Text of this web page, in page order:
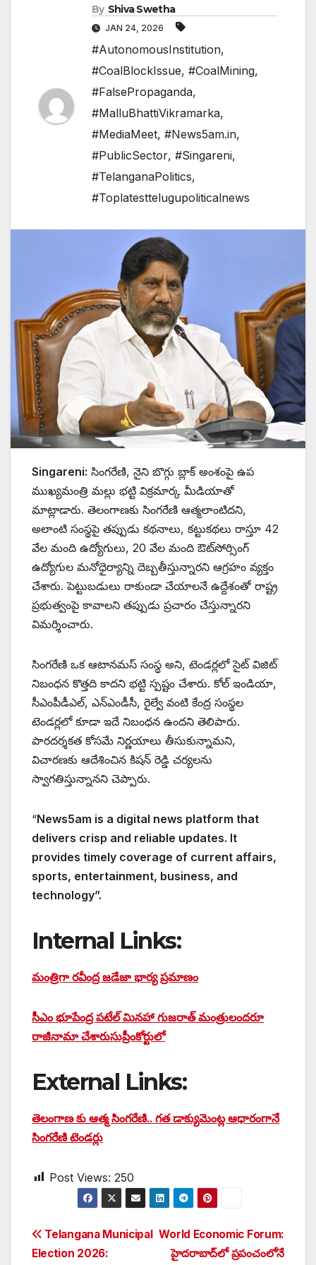
By Shiva Swetha
JAN 24, 2026
#AutonomousInstitution,
#CoalBlockIssue, #CoalMining,
#FalsePropaganda,
#MalluBhattiVikramarka,
#MediaMeet, #News5am.in,
#PublicSector, #Singareni,
#TelanganaPolitics,
#Toplatesttelugupoliticalnews
Singareni: సింగరేణి, నైని బొగ్గు బ్లాక్ అంశంపై ఉప
ముఖ్యమంత్రి మల్లు భట్టి విక్రమార్క మీడియాతో
మాట్లాడారు. తెలంగాణకు సింగరేణి ఆత్మలాంటిదని,
అలాంటి సంస్థపై తప్పుడు కథనాలు, కట్టుకథలు రాస్తూ 42
వేల మంది ఉద్యోగులు, 20 వేల మంది ఔట్‌సోర్సింగ్
ఉద్యోగుల మనోధైర్యాన్ని దెబ్బతీస్తున్నారని ఆగ్రహం వ్యక్తం
చేశారు. పెట్టుబడులు రాకుండా చేయాలనే ఉద్దేశంతో రాష్ట్ర
ప్రభుత్వంపై కావాలని తప్పుడు ప్రచారం చేస్తున్నారని
విమర్శించారు.
సింగరేణి ఒక ఆటానమస్ సంస్థ అని, టెండర్లలో సైట్ విజిట్
నిబంధన కొత్తది కాదని భట్టి స్పష్టం చేశారు. కోల్ ఇండియా,
సీఎంపీడీఎల్, ఎన్ఎండీసీ, రైల్వే వంటి కేంద్ర సంస్థల
టెండర్లలో కూడా ఇదే నిబంధన ఉందని తెలిపారు.
పారదర్శకత కోసమే నిర్ణయాలు తీసుకున్నామని,
విచారణకు ఆదేశించిన కిషన్ రెడ్డి చర్యలను
స్వాగతిస్తున్నానని చెప్పారు.
“News5am is a digital news platform that
delivers crisp and reliable updates. It
provides timely coverage of current affairs,
sports, entertainment, business, and
technology”.
Internal Links:
మంత్రిగా రవీంద్ర జడేజా భార్య ప్రమాణం
సీఎం భూపేంద్ర పటేల్ మినహా గుజరాత్ మంత్రులందరూ
రాజీనామా చేశారుసుప్రీంకోర్టులో
External Links:
తెలంగాణ కు ఆత్మ సింగరేణి.. గత డాక్యుమెంట్ల ఆధారంగానే
సింగరేణి టెండర్లు
Post Views: 250
Post
World Economic Forum:
హైదరాబాద్‌లో ప్రపంచంలోనే
Telangana Municipal
Election 2026: